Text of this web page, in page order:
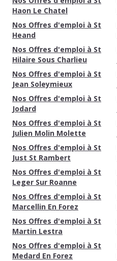
Haon Le Chatel
Nos Offres d'emploi à St
Heand
Nos Offres d'emploi à St
Hilaire Sous Charlieu
Nos Offres d'emploi à St
Jean Soleymieux
Nos Offres d'emploi à St
Jodard
Nos Offres d'emploi à St
Julien Molin Molette
Nos Offres d'emploi à St
Just St Rambert
Nos Offres d'emploi à St
Leger Sur Roanne
Nos Offres d'emploi à St
Marcellin En Forez
Nos Offres d'emploi à St
Martin Lestra
Nos Offres d'emploi à St
Medard En Forez